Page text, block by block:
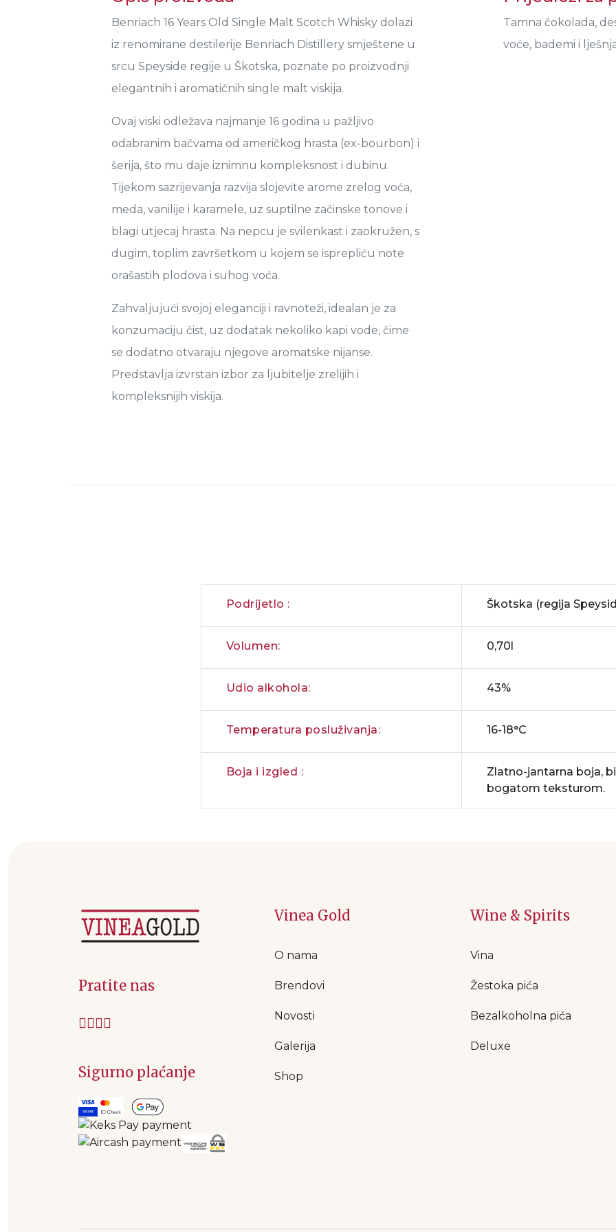
Benriach 16 Years Old Single Malt Scotch Whisky dolazi
iz renomirane destilerije Benriach Distillery smještene u
srcu Speyside regije u Škotska, poznate po proizvodnji
elegantnih i aromatičnih single malt viskija.
Ovaj viski odležava najmanje 16 godina u pažljivo
odabranim bačvama od američkog hrasta (ex-bourbon) i
šerija, što mu daje iznimnu kompleksnost i dubinu.
Tijekom sazrijevanja razvija slojevite arome zrelog voća,
meda, vanilije i karamele, uz suptilne začinske tonove i
blagi utjecaj hrasta. Na nepcu je svilenkast i zaokružen, s
dugim, toplim završetkom u kojem se isprepliću note
orašastih plodova i suhog voća.
Zahvaljujući svojoj eleganciji i ravnoteži, idealan je za
konzumaciju čist, uz dodatak nekoliko kapi vode, čime
se dodatno otvaraju njegove aromatske nijanse.
Predstavlja izvrstan izbor za ljubitelje zrelijih i
kompleksnijih viskija.
Tamna čokolada,
voće, bademi i
Podrijetlo : Škotska (regija
Volumen: 0,70l
Udio alkohola: 43%
Temperatura posluživanja: 16-18°C
Boja i izgled :
Zlatno-jantarna boja,
bogatom teksturom.
Pratite nas
Sigurno plaćanje
Vinea Gold
O nama
Brendovi
Novosti
Galerija
Shop
Wine & Spirits
Vina
Žestoka pića
Bezalkoholna pića
Deluxe